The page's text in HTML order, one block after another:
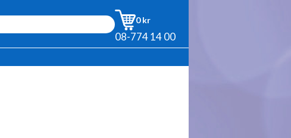
0 kr
08-774 14 00